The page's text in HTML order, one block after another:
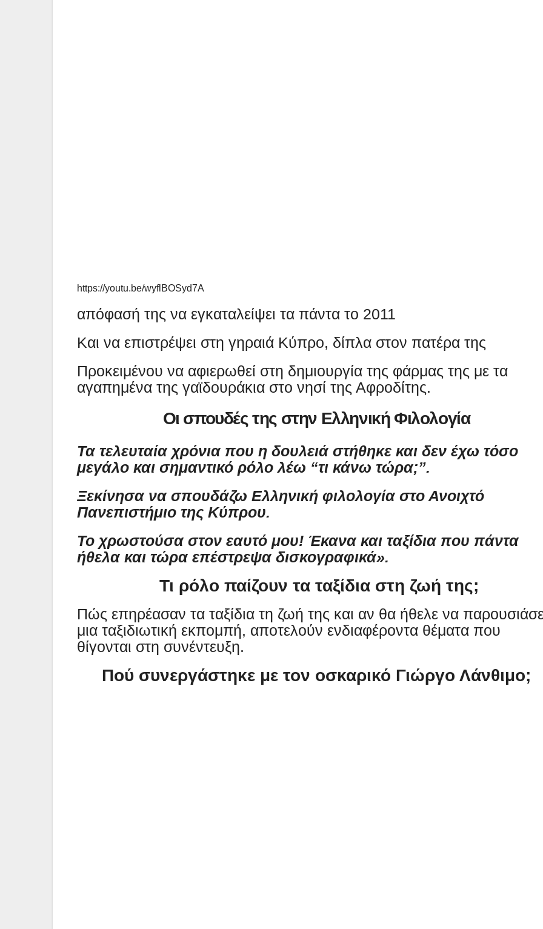
https://youtu.be/wyflBOSyd7A
απόφασή της να εγκαταλείψει τα πάντα το 2011
Και να επιστρέψει στη γηραιά Κύπρο, δίπλα στον πατέρα της
Προκειμένου να αφιερωθεί στη δημιουργία της φάρμας της με τα
αγαπημένα της γαϊδουράκια στο νησί της Αφροδίτης.
Οι σπουδές της στην Ελληνική Φιλολογία
Τα τελευταία χρόνια που η δουλειά στήθηκε και δεν έχω τόσο
μεγάλο και σημαντικό ρόλο λέω “τι κάνω τώρα;”.
Ξεκίνησα να σπουδάζω Ελληνική φιλολογία στο Ανοιχτό
Πανεπιστήμιο της Κύπρου.
Το χρωστούσα στον εαυτό μου! Έκανα και ταξίδια που πάντα
ήθελα και τώρα επέστρεψα δισκογραφικά».
Τι ρόλο παίζουν τα ταξίδια στη ζωή της;
Πώς επηρέασαν τα ταξίδια τη ζωή της και αν θα ήθελε να
μια ταξιδιωτική εκπομπή, αποτελούν ενδιαφέροντα θέματα που
θίγονται στη συνέντευξη.
Πού συνεργάστηκε με τον οσκαρικό Γιώργο Λάνθιμο;